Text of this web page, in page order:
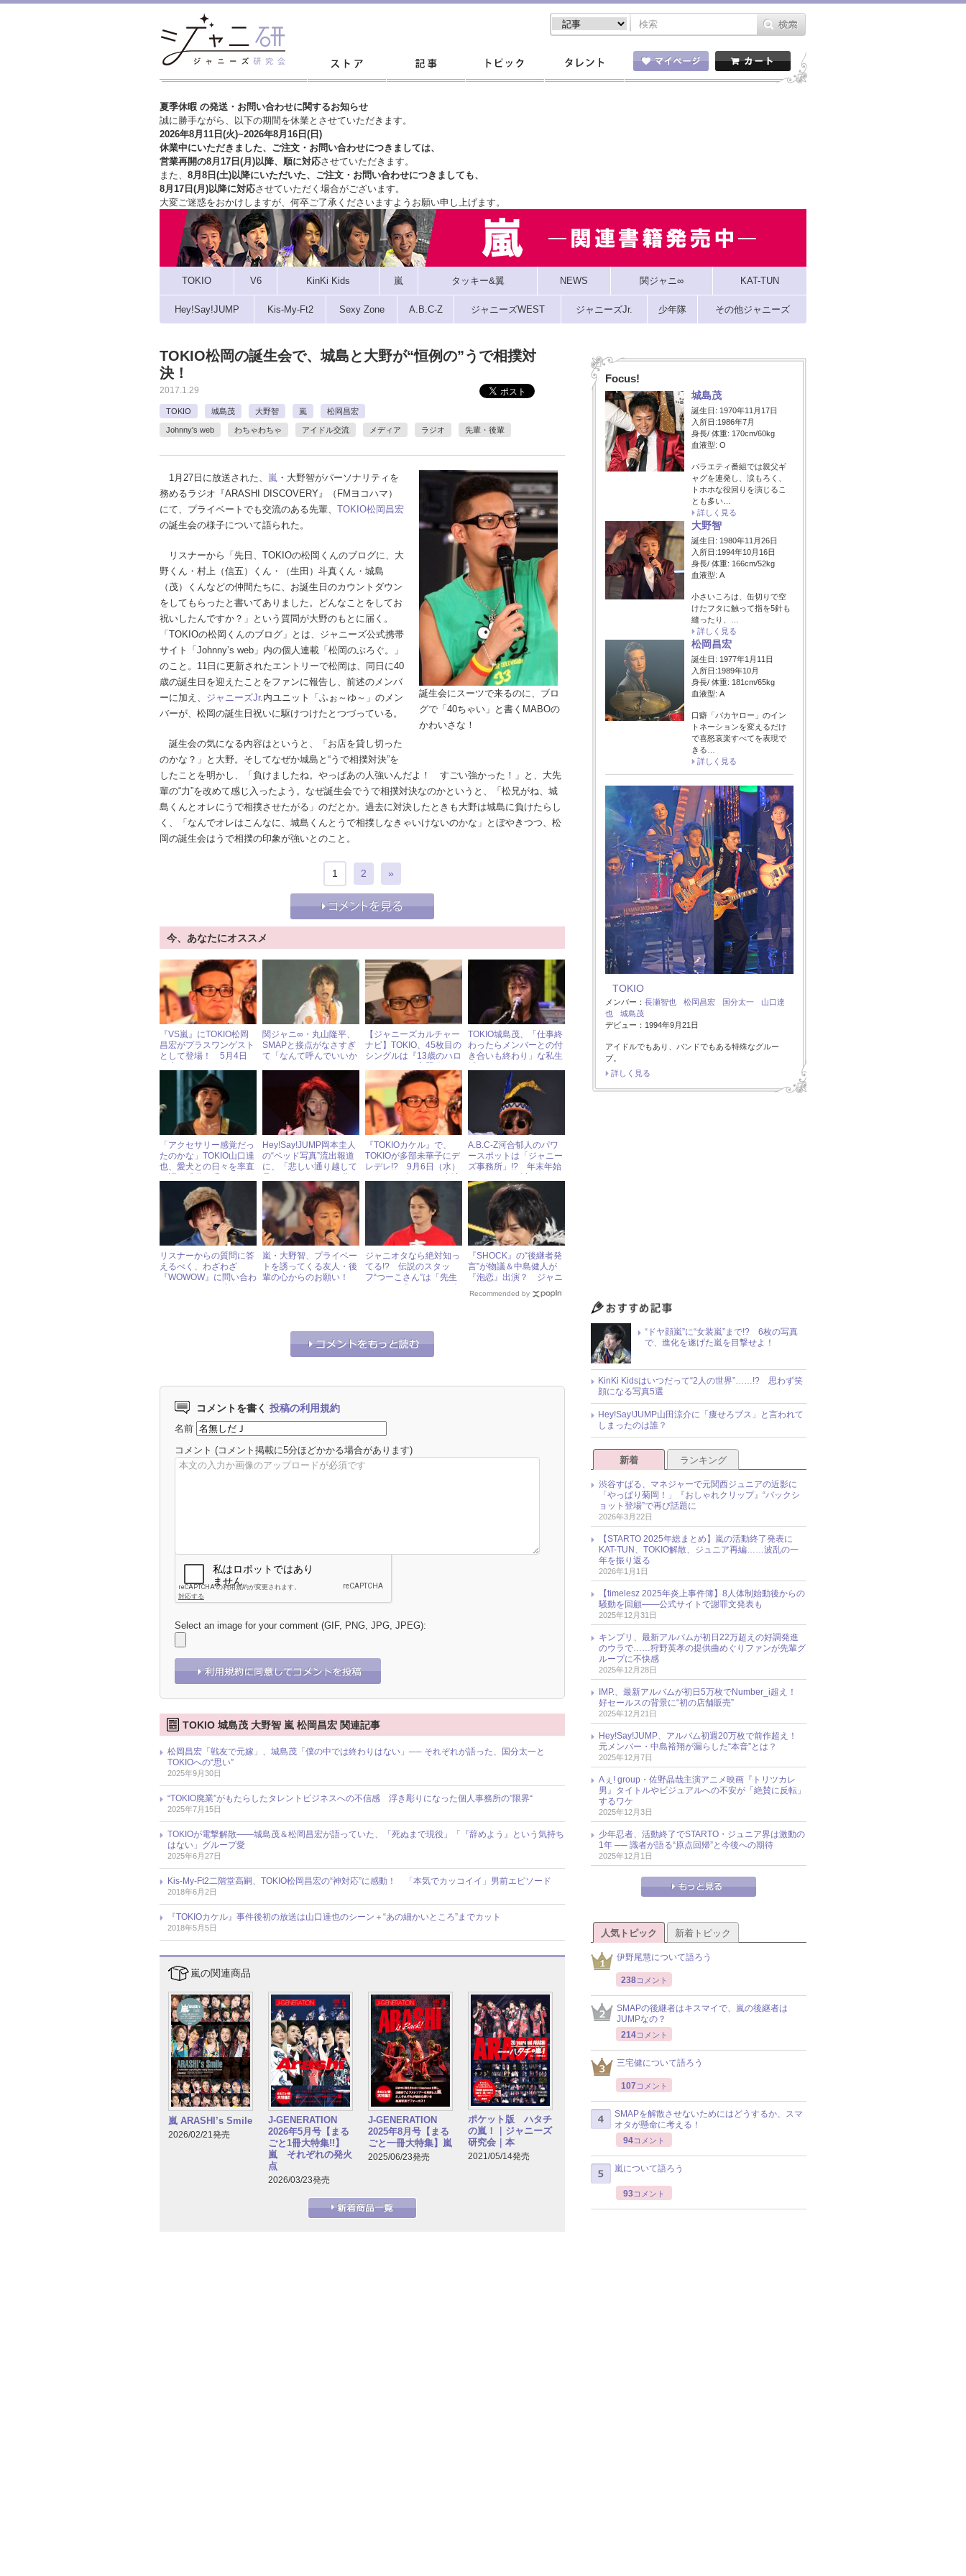
夏季休暇 の発送・お問い合わせに関するお知らせ
誠に勝手ながら、以下の期間を休業とさせていただきます。
2026年8月11日(火)~2026年8月16日(日)
休業中にいただきました、ご注文・お問い合わせにつきましては、
営業再開の8月17日(月)以降、順に対応させていただきます。
また、 8月8日(土)以降にいただいた、ご注文・ お問い合わせにつきましても、
8月17日(月)以降に対応させていただく場合がございます。
大変ご迷惑をおかけしますが、 何卒ご了承くださいますようお願い申し上げます。
TOKIO V6 KinKi Kids 嵐 タッキー&翼 NEWS 関ジャニ∞ KAT-TUN
Hey!Say!JUMP Kis-My-Ft2 Sexy Zone A.B.C-Z ジャニーズWEST ジャニーズJr. 少年隊 その他ジャニーズ
TOKIO松岡の誕生会で、城島と大野が“恒例の”うで相撲対
決！
2017.1.29
TOKIO 城島茂 大野智 嵐 松岡昌宏
Johnny's web わちゃわちゃ アイドル交流 メディア ラジオ 先輩・後輩
誕生会にスーツで来るのに、ブロ
グで「40ちゃい」と書くMABOの
かわいさな！
1月27日に放送された、 嵐 ・大野智がパーソナリティを
務めるラジオ『ARASHI DISCOVERY』（FMヨコハマ）
にて、プライベートでも交流のある先輩、 TOKIO松岡昌宏
の誕生会の様子について語られた。
リスナーから「先日、TOKIOの松岡くんのブログに、大
野くん・村上（信五）くん・（生田）斗真くん・城島
（茂）くんなどの仲間たちに、お誕生日のカウントダウン
をしてもらったと書いてありました。どんなことをしてお
祝いしたんですか？」という質問が大野のもとに届く。
「TOKIOの松岡くんのブログ」とは、ジャニーズ公式携帯
サイト「Johnny’s web」内の個人連載「松岡のぶろぐ。」
のこと。11日に更新されたエントリーで松岡は、同日に40
歳の誕生日を迎えたことをファンに報告し、前述のメンバ
ーに加え、 ジャニーズJr.内ユニット「ふぉ～ゆ～」のメン
バーが、松岡の誕生日祝いに駆けつけたとつづっている。
誕生会の気になる内容はというと、「お店を貸し切った
のかな？」と大野。そしてなぜか城島と“うで相撲対決”を
したことを明かし、「負けましたね。やっぱあの人強いんだよ！ すごい強かった！」と、大先
輩の“力”を改めて感じ入ったよう。なぜ誕生会でうで相撲対決なのかというと、「松兄がね、城
島くんとオレにうで相撲させたがる」のだとか。過去に対決したときも大野は城島に負けたらし
く、「なんでオレはこんなに、城島くんとうで相撲しなきゃいけないのかな」とぼやきつつ、松
岡の誕生会はうで相撲の印象が強いとのこと。
1 2 »
今、あなたにオススメ
『VS嵐』にTOKIO松岡
昌宏がプラスワンゲスト
として登場！ 5月4日
ル出演情報
関ジャニ∞・丸山隆平、
SMAPと接点がなさすぎ
て「なんて呼んでいいか
【ジャニーズカルチャー
ナビ】TOKIO、45枚目の
シングルは『13歳のハロ
「羽田空港の奇
跡/KIBOU」
TOKIO城島茂、「仕事終
わったらメンバーとの付
き合いも終わり」な私生
「アクセサリー感覚だっ
たのかな」TOKIO山口達
也、愛犬との日々を率直
Hey!Say!JUMP岡本圭人
の“ベッド写真”流出報道
に、「悲しい通り越して
ワケ
『TOKIOカケル』で、
TOKIOが多部未華子にデ
レデレ!? 9月6日（水）
A.B.C-Z河合郁人のパワ
ースポットは「ジャニー
ズ事務所」!? 年末年始
報告
リスナーからの質問に答
えるべく、わざわざ
『WOWOW』に問い合わ
嵐・大野智、プライベー
トを誘ってくる友人・後
輩の心からのお願い！
ジャニオタなら絶対知っ
てる!? 伝説のスタッ
フ“つーこさん”は「先生
『SHOCK』の“後継者発
言”が物議＆中島健人が
『泡恋』出演？ ジャニ
Recommended by
コメントを書く 投稿の利用規約
名前
コメント (コメント掲載に5分ほどかかる場合があります)
Select an image for your comment (GIF, PNG, JPG, JPEG):
TOKIO 城島茂 大野智 嵐 松岡昌宏 関連記事
松岡昌宏「戦友で元嫁」、城島茂「僕の中では終わりはない」── それぞれが語った、国分太一と
TOKIOへの“思い”
2025年9月30日
“TOKIO廃業”がもたらしたタレントビジネスへの不信感 浮き彫りになった個人事務所の”限界“
2025年7月15日
TOKIOが電撃解散――城島茂＆松岡昌宏が語っていた、「死ぬまで現役」「『辞めよう』という気持ち
はない」グループ愛
2025年6月27日
Kis-My-Ft2二階堂高嗣、TOKIO松岡昌宏の“神対応”に感動！ 「本気でカッコイイ」男前エピソード
2018年6月2日
『TOKIOカケル』事件後初の放送は山口達也のシーン＋“あの細かいところ”までカット
2018年5月5日
嵐の関連商品
嵐 ARASHI’s Smile
2026/02/21発売
J-GENERATION
2026年5月号【まる
ごと1冊大特集!!】
嵐 それぞれの発火
点
2026/03/23発売
J-GENERATION
2025年8月号【まる
ごと一冊大特集】嵐
2025/06/23発売
ポケット版 ハタチ
の嵐！｜ジャニーズ
研究会｜本
2021/05/14発売
Focus!
城島茂
誕生日: 1970年11月17日
入所日:1986年7月
身長/ 体重: 170cm/60kg
血液型: O
バラエティ番組では親父ギ
ャグを連発し、涙もろく、
トホホな役回りを演じるこ
とも多い…
詳しく見る
大野智
誕生日: 1980年11月26日
入所日:1994年10月16日
身長/ 体重: 166cm/52kg
血液型: A
小さいころは、缶切りで空
けたフタに触って指を5針も
縫ったり、…
詳しく見る
松岡昌宏
誕生日: 1977年1月11日
入所日:1989年10月
身長/ 体重: 181cm/65kg
血液型: A
口癖「バカヤロー」のイン
トネーションを変えるだけ
で喜怒哀楽すべてを表現で
きる…
詳しく見る
TOKIO
メンバー： 長瀬智也 松岡昌宏 国分太一
山口達
也
城島茂
デビュー：1994年9月21日
アイドルでもあり、バンドでもある特殊なグルー
プ。
詳しく見る
“ドヤ顔嵐”に“女装嵐”まで!? 6枚の写真
で、進化を遂げた嵐を目撃せよ！
KinKi Kidsはいつだって“2人の世界”……!? 思わず笑
顔になる写真5選
Hey!Say!JUMP山田涼介に「痩せろブス」と言われて
しまったのは誰？
新着 ランキング
渋谷すばる、マネジャーで元関西ジュニアの近影に
「やっぱり菊岡！」『おしゃれクリップ』“バックシ
ョット登場”で再び話題に
2026年3月22日
【STARTO 2025年総まとめ】嵐の活動終了発表に
KAT-TUN、TOKIO解散、ジュニア再編……波乱の一
年を振り返る
2026年1月1日
【timelesz 2025年炎上事件簿】8人体制始動後からの
騒動を回顧――公式サイトで謝罪文発表も
2025年12月31日
キンプリ、最新アルバムが初日22万超えの好調発進
のウラで……狩野英孝の提供曲めぐりファンが先輩グ
ループに不快感
2025年12月28日
IMP.、最新アルバムが初日5万枚でNumber_i超え！
好セールスの背景に“初の店舗販売”
2025年12月21日
Hey!Say!JUMP、アルバム初週20万枚で前作超え！
元メンバー・中島裕翔が漏らした“本音”とは？
2025年12月7日
Aぇ! group・佐野晶哉主演アニメ映画『トリツカレ
男』タイトルやビジュアルへの不安が「絶賛に反転」
するワケ
2025年12月3日
少年忍者、活動終了でSTARTO・ジュニア界は激動の
1年 ── 識者が語る“原点回帰”と今後への期待
2025年12月1日
人気トピック 新着トピック
伊野尾慧について語ろう
238コメント
SMAPの後継者はキスマイで、嵐の後継者は
JUMPなの？
214コメント
三宅健について語ろう
107 コメント
SMAPを解散させないためにはどうするか、スマ
オタが懸命に考える！
94コメント
嵐について語ろう
93コメント